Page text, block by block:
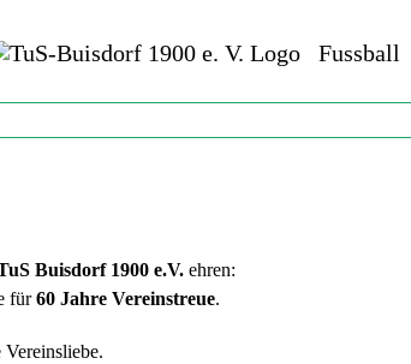
Fussball
Buisdorf 1900 e.V.ehren:
für60 Jahre Vereinstreue.